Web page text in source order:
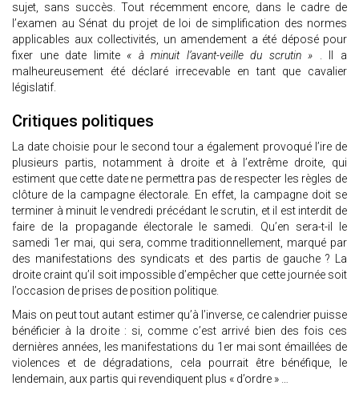
sujet, sans succès. Tout récemment encore, dans le cadre de
l’examen au Sénat du projet de loi de simplification des normes
applicables aux collectivités, un amendement a été déposé pour
fixer une date limite « à minuit l’avant-veille du scrutin » . Il a
malheureusement été déclaré irrecevable en tant que cavalier
législatif.
Critiques politiques
La date choisie pour le second tour a également provoqué l’ire de
plusieurs partis, notamment à droite et à l’extrême droite, qui
estiment que cette date ne permettra pas de respecter les règles de
clôture de la campagne électorale. En effet, la campagne doit se
terminer à minuit le vendredi précédant le scrutin, et il est interdit de
faire de la propagande électorale le samedi. Qu’en sera-t-il le
samedi 1er mai, qui sera, comme traditionnellement, marqué par
des manifestations des syndicats et des partis de gauche ? La
droite craint qu’il soit impossible d’empêcher que cette journée soit
l’occasion de prises de position politique.
Mais on peut tout autant estimer qu’à l’inverse, ce calendrier puisse
bénéficier à la droite : si, comme c’est arrivé bien des fois ces
dernières années, les manifestations du 1er mai sont émaillées de
violences et de dégradations, cela pourrait être bénéfique, le
lendemain, aux partis qui revendiquent plus « d’ordre » …